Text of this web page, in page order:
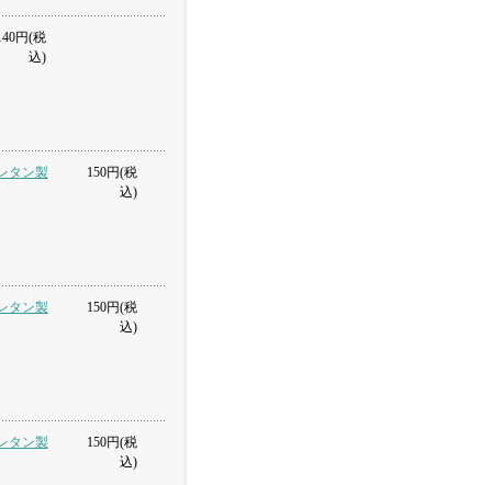
円(税
込)
タン製
150円(税
込)
タン製
150円(税
込)
タン製
150円(税
込)